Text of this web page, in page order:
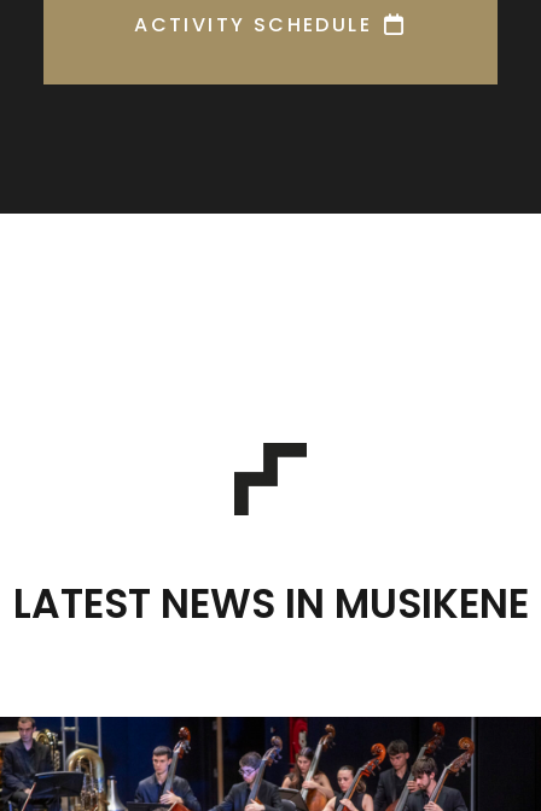
ACTIVITY SCHEDULE
LATEST NEWS IN MUSIKENE